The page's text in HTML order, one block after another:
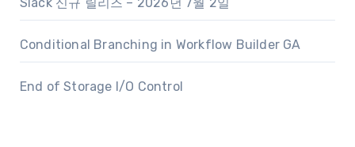
Slack 신규 릴리즈 – 2026년 7월 2일
Conditional Branching in Workflow Builder GA
End of Storage I/O Control